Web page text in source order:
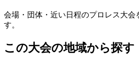
会場・団体・近い日程のプロレス大会
す。
この大会の地域から探す